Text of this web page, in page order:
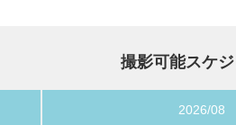
撮影可能スケ
2026/08